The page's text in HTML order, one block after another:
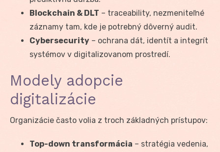
Blockchain & DLT – traceability, nezmeniteľné
záznamy tam, kde je potrebný dôverný audit.
Cybersecurity – ochrana dát, identít a integrít
systémov v digitalizovanom prostredí.
Modely adopcie
digitalizácie
Organizácie často volia z troch základných prístupov:
Top-down transformácia – stratégia vedenia,